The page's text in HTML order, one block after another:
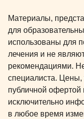
Материалы,
для
использованы для
лечения и не
рекомендациями.
специалиста. Цены,
публичной офертой
исключительно
в любое время